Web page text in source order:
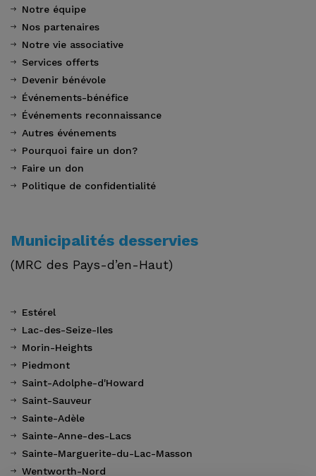
Notre équipe
Nos partenaires
Notre vie associative
Services offerts
Devenir bénévole
Événements-bénéfice
Événements reconnaissance
Autres événements
Pourquoi faire un don?
Faire un don
Politique de confidentialité
Municipalités desservies
(MRC des Pays-d’en-Haut)
Estérel
Lac-des-Seize-Iles
Morin-Heights
Piedmont
Saint-Adolphe-d'Howard
Saint-Sauveur
Sainte-Adèle
Sainte-Anne-des-Lacs
Sainte-Marguerite-du-Lac-Masson
Wentworth-Nord